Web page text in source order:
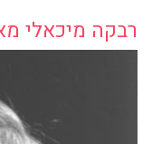
רבקה מיכאלי